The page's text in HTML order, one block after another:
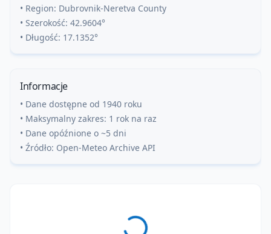
• Region: Dubrovnik-Neretva County
• Szerokość: 42.9604°
• Długość: 17.1352°
Informacje
• Dane dostępne od 1940 roku
• Maksymalny zakres: 1 rok na raz
• Dane opóźnione o ~5 dni
• Źródło: Open-Meteo Archive API